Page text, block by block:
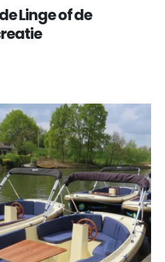
Linge of de